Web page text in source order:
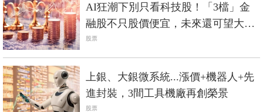
AI狂潮下別只看科技股！「3檔」金
融股不只股價便宜，未來還可望大暴
漲？
股票
上銀、大銀微系統...漲價+機器人+先
進封裝，3間工具機廠再創榮景
股票